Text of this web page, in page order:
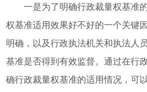
一是为了明确行政裁量权基准
权基准适用效果好不好的一个关键
明确，以及行政执法机关和执法人
基准是否得到有效监督。通过在行
确行政裁量权基准的适用情况，可